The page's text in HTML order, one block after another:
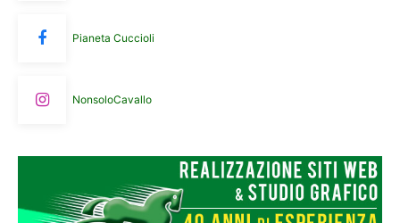
Pianeta Cuccioli
NonsoloCavallo